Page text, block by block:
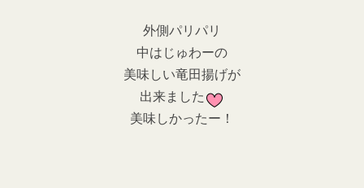
外側パリパリ
中はじゅわーの
美味しい竜田揚げが
出来ました
美味しかったー！